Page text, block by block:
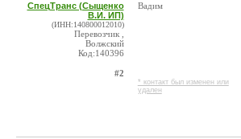
СпецТранс (Сыщенко
В.И. ИП)
(ИНН:140800012010)
Перевозчик ,
Волжский
Код:140396
#2
Вадим
* контакт был изменен или
удален